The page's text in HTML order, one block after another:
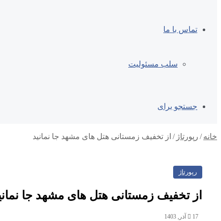
تماس با ما
سلب مسئولیت
جستجو برای
خانه / رپورتاژ / از تخفیف زمستانی هتل های مشهد جا نمانید
رپورتاژ
از تخفیف زمستانی هتل های مشهد جا
17 آذر, 1403